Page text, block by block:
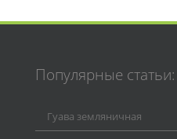
Популярные статьи:
Гуава земляничная